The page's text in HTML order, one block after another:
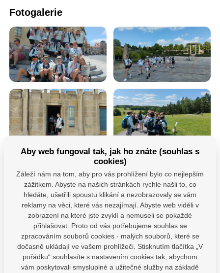
Fotogalerie
Máte dotazy?
Kontaktujte nás
SDÍLEJTE:
Aby web fungoval tak, jak ho znáte (souhlas s
cookies)
Záleží nám na tom, aby pro vás prohlížení bylo co nejlepším
zážitkem. Abyste na našich stránkách rychle našli to, co
hledáte, ušetřili spoustu klikání a nezobrazovaly se vám
reklamy na věci, které vás nezajímají. Abyste web viděli v
zobrazení na které jste zvyklí a nemuseli se pokaždé
přihlašovat. Proto od vás potřebujeme souhlas se
zpracováním souborů cookies - malých souborů, které se
dočasně ukládají ve vašem prohlížeči. Stisknutím tlačítka „V
pořádku“ souhlasíte s nastavením cookies tak, abychom
vám poskytovali smysluplné a užitečné služby na základě